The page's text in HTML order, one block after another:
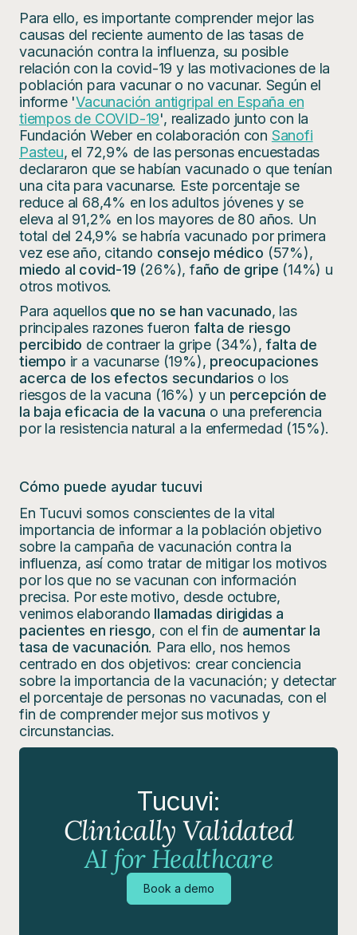
Para ello, es importante comprender mejor las
causas del reciente aumento de las tasas de
vacunación contra la influenza, su posible
relación con la covid-19 y las motivaciones de la
población para vacunar o no vacunar. Según el
informe 'Vacunación antigripal en España en
tiempos de COVID-19', realizado junto con la
Fundación Weber en colaboración con Sanofi
Pasteu, el 72,9% de las personas encuestadas
declararon que se habían vacunado o que tenían
una cita para vacunarse. Este porcentaje se
reduce al 68,4% en los adultos jóvenes y se
eleva al 91,2% en los mayores de 80 años. Un
total del 24,9% se habría vacunado por primera
vez ese año, citando consejo médico (57%),
miedo al covid-19 (26%), faño de gripe (14%) u
otros motivos.
Para aquellos que no se han vacunado, las
principales razones fueron falta de riesgo
percibido de contraer la gripe (34%), falta de
tiempo ir a vacunarse (19%), preocupaciones
acerca de los efectos secundarios o los
riesgos de la vacuna (16%) y un percepción de
la baja eficacia de la vacuna o una preferencia
por la resistencia natural a la enfermedad (15%).
Cómo puede ayudar tucuvi
En Tucuvi somos conscientes de la vital
importancia de informar a la población objetivo
sobre la campaña de vacunación contra la
influenza, así como tratar de mitigar los motivos
por los que no se vacunan con información
precisa. Por este motivo, desde octubre,
venimos elaborando llamadas dirigidas a
pacientes en riesgo, con el fin de aumentar la
tasa de vacunación. Para ello, nos hemos
centrado en dos objetivos: crear conciencia
sobre la importancia de la vacunación; y detectar
el porcentaje de personas no vacunadas, con el
fin de comprender mejor sus motivos y
circunstancias.
Tucuvi:
Clinically Validated
AI for Healthcare
Book a demo